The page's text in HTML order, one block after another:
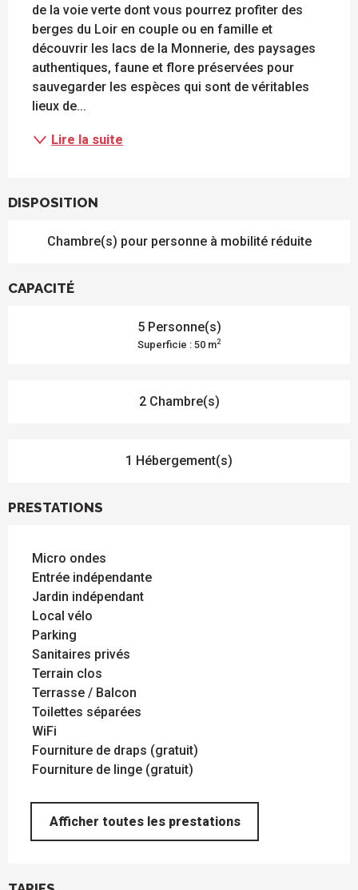
de la voie verte dont vous pourrez profiter des
berges du Loir en couple ou en famille et
découvrir les lacs de la Monnerie, des paysages
authentiques, faune et flore préservées pour
sauvegarder les espèces qui sont de véritables
lieux de...
Lire la suite
DISPOSITION
Chambre(s) pour personne à mobilité réduite
CAPACITÉ
5 Personne(s)
Superficie : 50 m2
2 Chambre(s)
1 Hébergement(s)
PRESTATIONS
Micro ondes
Entrée indépendante
Jardin indépendant
Local vélo
Parking
Sanitaires privés
Terrain clos
Terrasse / Balcon
Toilettes séparées
WiFi
Fourniture de draps (gratuit)
Fourniture de linge (gratuit)
Afficher toutes les prestations